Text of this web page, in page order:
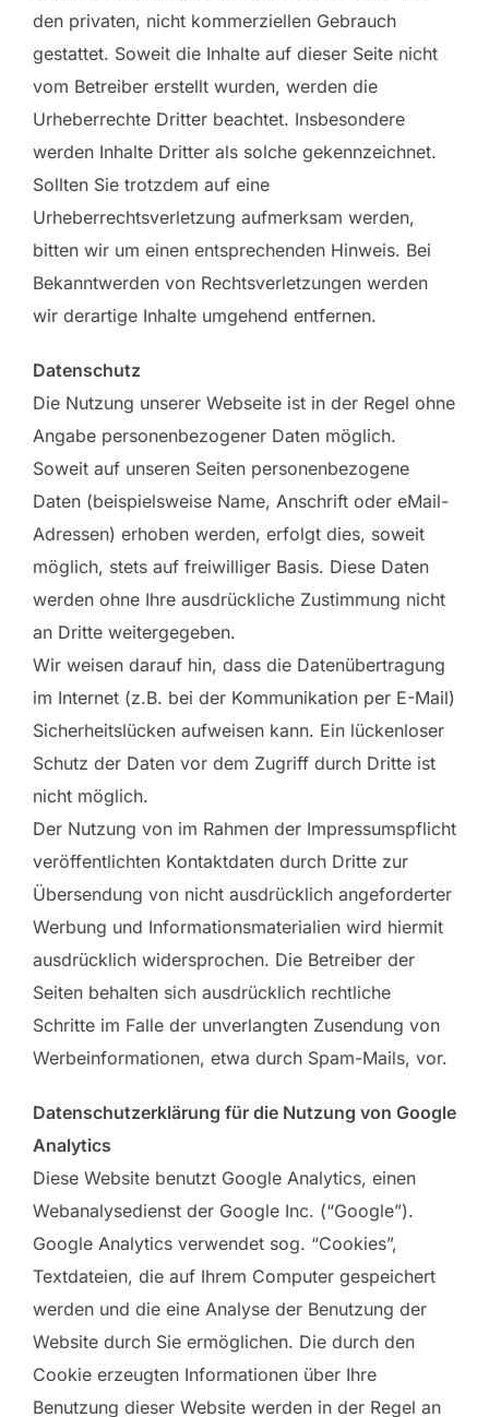
den privaten, nicht kommerziellen Gebrauch
gestattet. Soweit die Inhalte auf dieser Seite nicht
vom Betreiber erstellt wurden, werden die
Urheberrechte Dritter beachtet. Insbesondere
werden Inhalte Dritter als solche gekennzeichnet.
Sollten Sie trotzdem auf eine
Urheberrechtsverletzung aufmerksam werden,
bitten wir um einen entsprechenden Hinweis. Bei
Bekanntwerden von Rechtsverletzungen werden
wir derartige Inhalte umgehend entfernen.
Datenschutz
Die Nutzung unserer Webseite ist in der Regel ohne
Angabe personenbezogener Daten möglich.
Soweit auf unseren Seiten personenbezogene
Daten (beispielsweise Name, Anschrift oder eMail-
Adressen) erhoben werden, erfolgt dies, soweit
möglich, stets auf freiwilliger Basis. Diese Daten
werden ohne Ihre ausdrückliche Zustimmung nicht
an Dritte weitergegeben.
Wir weisen darauf hin, dass die Datenübertragung
im Internet (z.B. bei der Kommunikation per E-Mail)
Sicherheitslücken aufweisen kann. Ein lückenloser
Schutz der Daten vor dem Zugriff durch Dritte ist
nicht möglich.
Der Nutzung von im Rahmen der Impressumspflicht
veröffentlichten Kontaktdaten durch Dritte zur
Übersendung von nicht ausdrücklich angeforderter
Werbung und Informationsmaterialien wird hiermit
ausdrücklich widersprochen. Die Betreiber der
Seiten behalten sich ausdrücklich rechtliche
Schritte im Falle der unverlangten Zusendung von
Werbeinformationen, etwa durch Spam-Mails, vor.
Datenschutzerklärung für die Nutzung von Google
Analytics
Diese Website benutzt Google Analytics, einen
Webanalysedienst der Google Inc. (“Google”).
Google Analytics verwendet sog. “Cookies”,
Textdateien, die auf Ihrem Computer gespeichert
werden und die eine Analyse der Benutzung der
Website durch Sie ermöglichen. Die durch den
Cookie erzeugten Informationen über Ihre
Benutzung dieser Website werden in der Regel an